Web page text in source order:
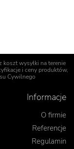
koszt wysyłki na terenie
i ceny produktów,
Cywilnego
Informacje
O firmie
Referencje
Regulamin